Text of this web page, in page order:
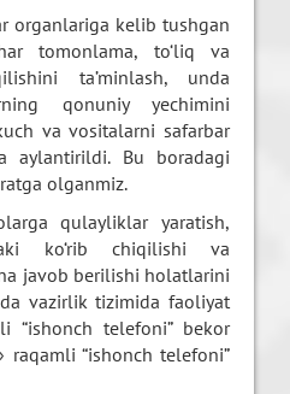
organlariga kelib tushgan
tomonlama, to‘liq va
ta’minlash, unda
qonuniy yechimini
va vositalarni safarbar
aylantirildi. Bu boradagi
olganmiz.
qulayliklar yaratish,
ko‘rib chiqilishi va
javob berilishi holatlarini
vazirlik tizimida faoliyat
“ishonch telefoni” bekor
“ishonch telefoni”